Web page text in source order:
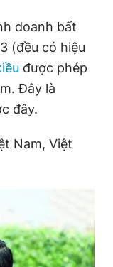
cáo
404
doanh bất
(đều có hiệu
được phép
Đây là
đây.
Nam, Việt